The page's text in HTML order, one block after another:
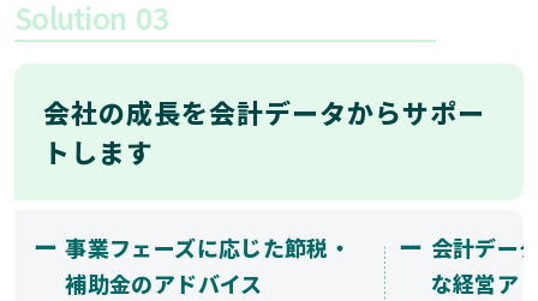
Solution 03
会社の成長を会計データからサポー
トします
ー 事業フェーズに応じた節税・
補助金のアドバイス
ー 会計デー
な経営ア